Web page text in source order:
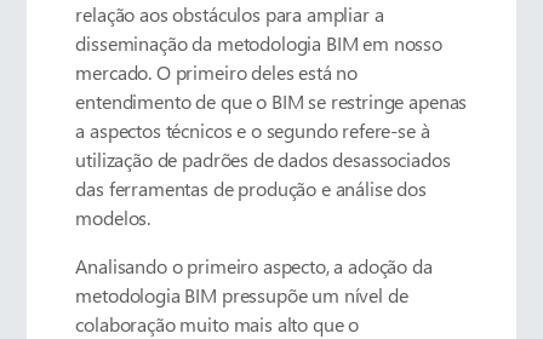
relação aos obstáculos para ampliar a
disseminação da metodologia BIM em nosso
mercado. O primeiro deles está no
entendimento de que o BIM se restringe apenas
a aspectos técnicos e o segundo refere-se à
utilização de padrões de dados desassociados
das ferramentas de produção e análise dos
modelos.
Analisando o primeiro aspecto, a adoção da
metodologia BIM pressupõe um nível de
colaboração muito mais alto que o